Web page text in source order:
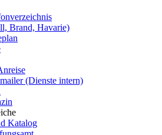
Brand, Havarie)
(Dienste intern)
Katalog